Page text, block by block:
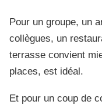
Pour un groupe, un
collègues, un
terrasse convient
places, est idéal.
Et pour un coup de